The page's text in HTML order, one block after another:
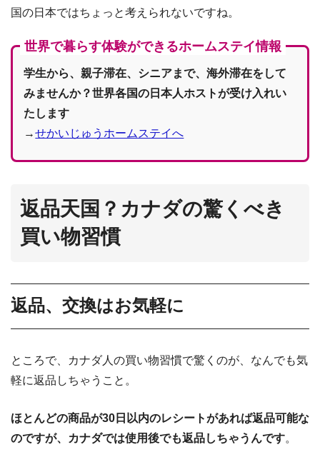
国の日本ではちょっと考えられないですね。
世界で暮らす体験ができるホームステイ情報
学生から、親子滞在、シニアまで、海外滞在をして
みませんか？世界各国の日本人ホストが受け入れい
たします
→せかいじゅうホームステイへ
返品天国？カナダの驚くべき
買い物習慣
返品、交換はお気軽に
ところで、カナダ人の買い物習慣で驚くのが、なんでも気
軽に返品しちゃうこと。
ほとんどの商品が30日以内のレシートがあれば返品可能な
のですが、カナダでは使用後でも返品しちゃうんです。